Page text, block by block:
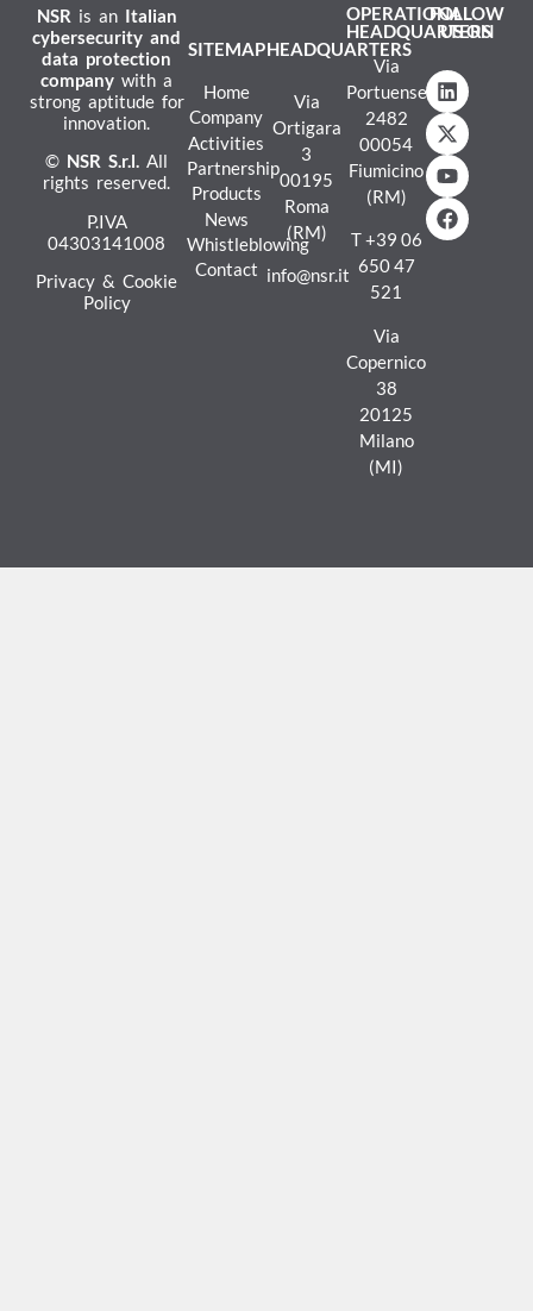
NSR is anItalian
cybersecurity and
data protection
company with a
strong aptitude for
innovation.
© NSR S.r.l. All
rights reserved.
P.IVA
04303141008
Privacy & Cookie
Policy
SITEMAP
Home
Company
Activities
Partnership
Products
News
Whistleblowing
Contact
HEADQUARTERS
Via
Ortigara
3
00195
Roma
(RM)
info@nsr.it
OPERATIONAL
HEADQUARTERS
Via
Portuense
2482
00054
Fiumicino
(RM)
T+39 06
650 47
521
Via
Copernico
38
20125
Milano
(MI)
FOLLOW
US ON